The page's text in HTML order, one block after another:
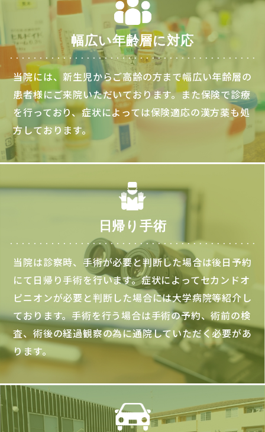
幅広い年齢層に対応
当院には、新生児からご高齢の方まで幅広い年齢層の
患者様にご来院いただいております。また保険で診療
を行っており、症状によっては保険適応の漢方薬も処
方しております。
日帰り手術
当院は診察時、手術が必要と判断した場合は後日予約
にて日帰り手術を行います。症状によってセカンドオ
ピニオンが必要と判断した場合には大学病院等紹介し
ております。手術を行う場合は手術の予約、術前の検
査、術後の経過観察の為に通院していただく必要があ
ります。